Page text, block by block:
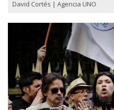
David Cortés | Agencia UNO